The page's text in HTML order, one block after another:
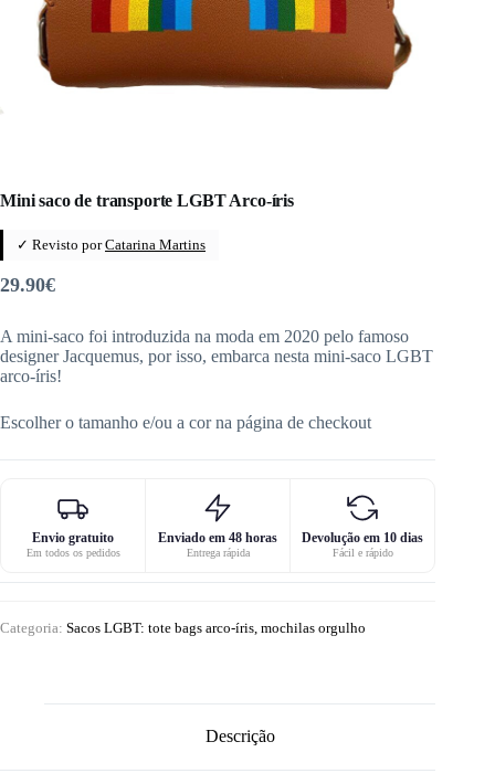
Mini saco de transporte LGBT Arco-íris
✓ Revisto porCatarina Martins
29.90€
A mini-saco foi introduzida na moda em 2020 pelo famoso
designer Jacquemus, por isso, embarca nesta mini-saco LGBT
arco-íris!
Escolher o tamanho e/ou a cor na página de checkout
Envio gratuito
Em todos os pedidos
Enviado em 48 horas
Entrega rápida
Devolução em 10 dias
Fácil e rápido
Categoria: Sacos LGBT: tote bags arco-íris, mochilas orgulho
Descrição